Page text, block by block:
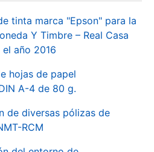
tinta marca "Epson" para la
Y Timbre – Real Casa
año 2016
hojas de papel
A-4 de 80 g.
de diversas pólizas de
RCM